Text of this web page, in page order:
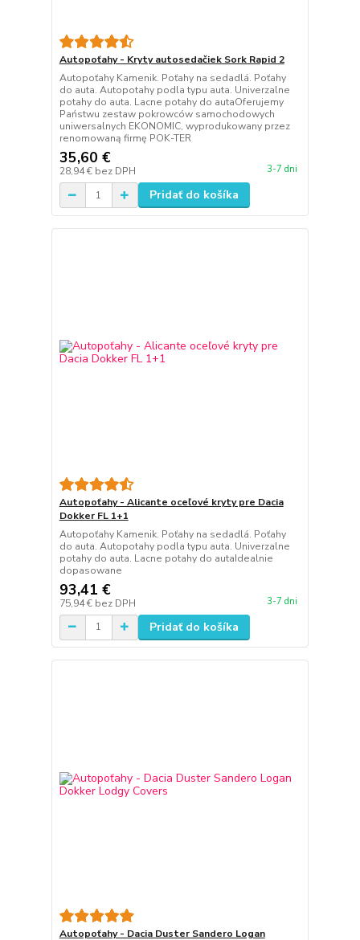
Autopoťahy - Kryty autosedačiek Sork Rapid 2
Autopoťahy Kamenik. Poťahy na sedadlá. Poťahy
do auta. Autopotahy podla typu auta. Univerzalne
potahy do auta. Lacne potahy do autaOferujemy
Państwu zestaw pokrowców samochodowych
uniwersalnych EKONOMIC, wyprodukowany przez
renomowaną firmę POK-TER
35,60 €
28,94 € bez DPH 3-7 dni
Pridať do košíka
Autopoťahy - Alicante oceľové kryty pre Dacia
Dokker FL 1+1
Autopoťahy Kamenik. Poťahy na sedadlá. Poťahy
do auta. Autopotahy podla typu auta. Univerzalne
potahy do auta. Lacne potahy do autaIdealnie
dopasowane
93,41 €
75,94 € bez DPH 3-7 dni
Pridať do košíka
Autopoťahy - Dacia Duster Sandero Logan